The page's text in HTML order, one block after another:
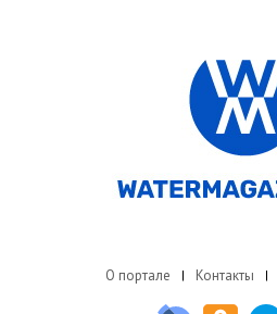
О портале Контакты